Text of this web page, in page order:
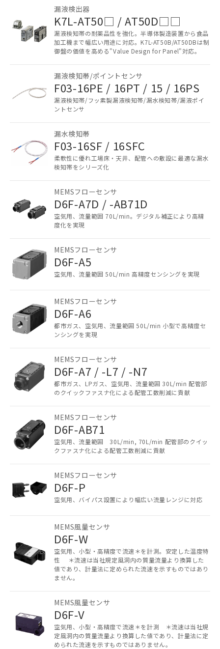
漏液検出器
K7L-AT50□ / AT50D□□
漏液検知帯の耐薬品性を強化。半導体製造装置から食品
加工機まで幅広い用途に対応。K7L-AT50B/AT50DBは制
御盤の価値を高める"Value Design for Panel"対応。
漏液検知帯/ポイントセンサ
F03-16PE / 16PT / 15 / 16PS
漏液検知帯/フッ素製漏液検知帯/漏水検知帯/漏液ポイ
ントセンサ
漏水検知帯
F03-16SF / 16SFC
柔軟性に優れ工場床・天井、配管への敷設に最適な漏水
検知帯をシリーズ化
MEMSフローセンサ
D6F-A7D / -AB71D
空気用、流量範囲 70L/min。デジタル補正により高精
度化を実現
MEMSフローセンサ
D6F-A5
空気用、流量範囲 50L/min 高精度センシングを実現
MEMSフローセンサ
D6F-A6
都市ガス、空気用、流量範囲 50L/min 小型で高精度セ
ンシングを実現
MEMSフローセンサ
D6F-A7 / -L7 / -N7
都市ガス、LPガス、空気用、流量範囲 30L/min 配管部
のクイックファスナ化による配管工数削減に貢献
MEMSフローセンサ
D6F-AB71
空気用、流量範囲 30L/min, 70L/min 配管部のクイッ
クファスナ化による配管工数削減に貢献
MEMSフローセンサ
D6F-P
空気用、バイパス設置により幅広い流量レンジに対応
MEMS風量センサ
D6F-W
空気用、小型・高精度で流速＊を計測。安定した温度特
性 ＊流速は当社規定風洞内の質量流量より換算した
値であり、計量法に定められた流速を示すものではあり
ません。
MEMS風量センサ
D6F-V
空気用、小型・高精度で流速＊を計測 ＊流速は当社規
定風洞内の質量流量より換算した値であり、計量法に定
められた流速を示すものではありません。
記
号
説明
○ 一定数以上の在庫あり
△ 一定数には満たないが在庫あり
－
在庫なし(最新の在庫状況につ
いては、お客様のお取引先、ま
たはお客様担当のオムロン制御
機器販売店・当社販売員にご確
空
受注生産機種、また在庫状況の
情報を公開していない機種
ご利用条件
以下の条件をお読みいただき、同意のうえ
ご利用ください。
本サービスは、当社制御機器事業取扱
商品の当社在庫状況および標準価格
(税抜)を提供させていただくもので
す。
当社制御機器事業取扱商品の中には、
在庫状況および標準価格照会結果は、
記載している更新日時点での社内デー
タに基づき作成されるものであり、閲
覧された時点での実際の在庫および標
準価格とは異なる場合があることをご
了承ください。
正式な納期状況および標準価格はお客
様のお取引先、またはお客様担当のオ
ムロン制御機器販売店・当社販売員に
ご相談ください。
オムロン制御機器販売店や当社販売拠
点は「販売ネットワーク
ください。
在庫状況および標準価格結果を当社の
示しないようお願いします。
マイパーツ機能（部品リスト作成サー
ビス）をご利用いただくには、I-Web
メンバーズにご登録されている必要が
あります。
お客様が当ウェブサイト上で当社にご
登録された部品リストについて、当社
および当社の共同利用者が、当社の製
品・サービスに関するお客様との取
引・商談に必要な範囲で利用すること
をご了承ください。
※当社の共同利用者とは、"個人情報
の共同利用に関して"
の「1.共同利